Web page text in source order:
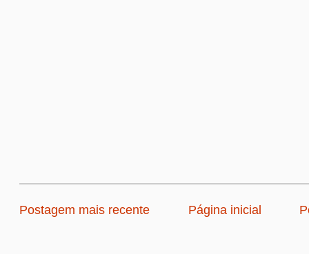
Postagem mais recente Página inicial